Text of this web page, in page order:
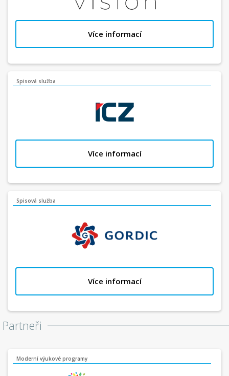
Více informací
Spisová služba
Více informací
Spisová služba
Více informací
Partneři
Moderní výukové programy